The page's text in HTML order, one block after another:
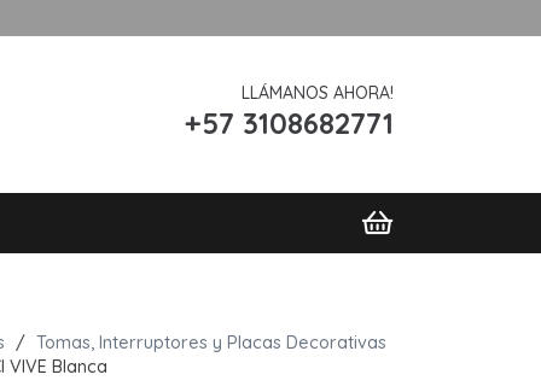
LLÁMANOS AHORA!
+57 3108682771
/ Tomas, Interruptores y Placas Decorativas
VIVE Blanca